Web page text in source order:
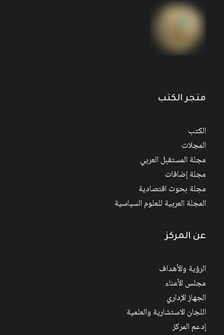
متجر الكتب
الكتب
المجلات
مجلة المستقبل العربي
مجلة إضافات
مجلة بحوث اقتصادية
المجلة العربية للعلوم السياسية
عن المركز
الرؤية والأهداف
مجلس الأمناء
الجهاز الإداري
اللجان الاستشارية والعلمية
إدعم المركز